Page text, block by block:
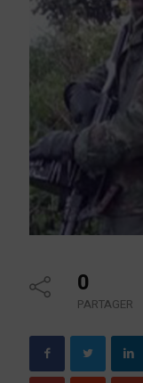
0
PARTAGER